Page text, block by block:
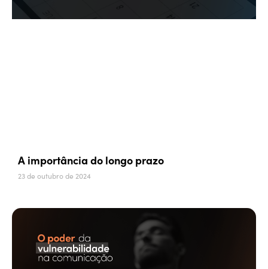
A importância do longo prazo
23 de outubro de 2024